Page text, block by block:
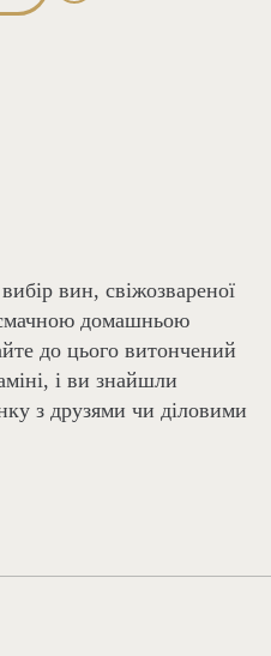
вин, свіжозвареної
домашньою
до цього витончений
і ви знайшли
з друзями чи діловими